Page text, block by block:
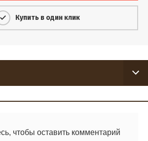
Купить в один клик
чтобы оставить комментарий